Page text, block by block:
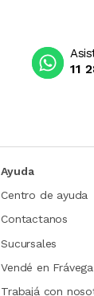
11
Ayuda
Centro de ayuda
Contactanos
Sucursales
Vendé en Frávega
Trabajá con